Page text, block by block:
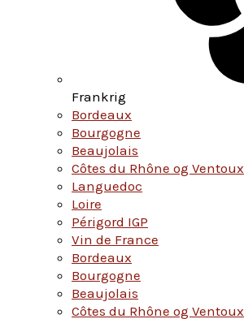
Frankrig
Bordeaux
Bourgogne
Beaujolais
Côtes du Rhône og Ventoux
Languedoc
Loire
Périgord IGP
Vin de France
Bordeaux
Bourgogne
Beaujolais
Côtes du Rhône og Ventoux